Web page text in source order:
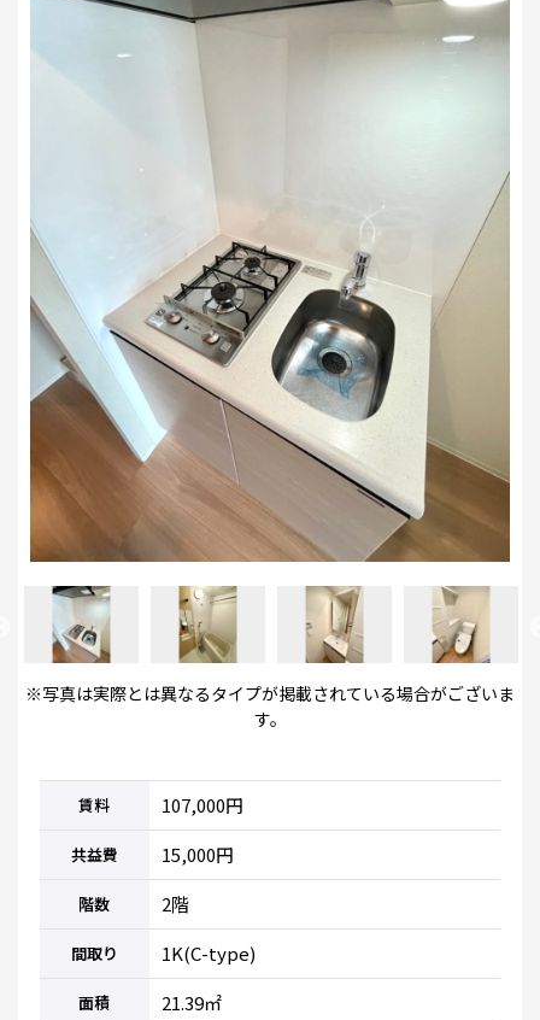
※写真は実際とは異なるタイプが掲載されている場合がございま
す。
賃料 107,000円
共益費 15,000円
階数 2階
間取り 1K(C-type)
面積 21.39㎡